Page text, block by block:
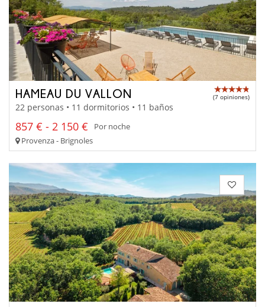
HAMEAU DU VALLON (7 opiniones)
22 personas • 11 dormitorios • 11 baños
857 € - 2 150 €
Por noche
Provenza - Brignoles